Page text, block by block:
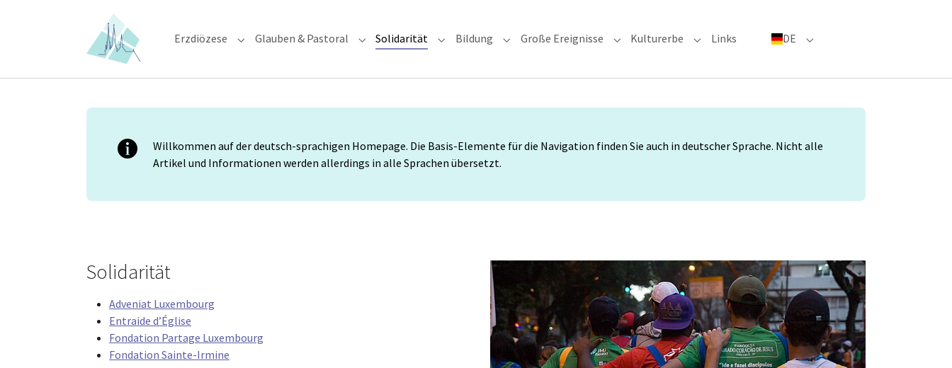
Erzdiözese Submenu for "Erzdiözese"
Glauben & Pastoral Submenu for "Glauben & Pastoral"
Solidarität (current)
Submenu for "Solidarität"
Bildung Submenu for "Bildung"
Große Ereignisse Submenu for "Große Ereignisse"
Kulturerbe Submenu for "Kulturerbe"
Links DE Submenu for "DE"
Willkommen auf der deutsch-sprachigen Homepage. Die Basis-Elemente für die Navigation finden Sie auch in deutscher Sprache. Nicht alle
Artikel und Informationen werden allerdings in alle Sprachen übersetzt.
Solidarität
Adveniat Luxembourg
Entraide d’Église
Fondation Partage Luxembourg
Fondation Sainte-Irmine